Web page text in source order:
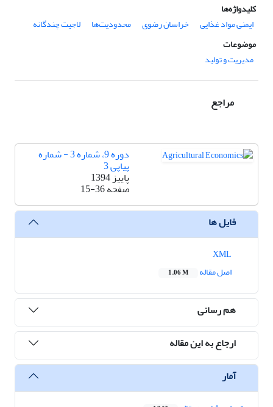
کلیدواژه‌ها
ایمنی مواد غذایی
خراسان رضوی محدودیت‌ها
لاجیت چندگانه
موضوعات
مدیریت و تولید
مراجع
دوره 9، شماره 3 - شماره
پیاپی 3
پاییز 1394
صفحه15-36
فایل ها
اصل مقاله
1.06 M
هم رسانی
ارجاع به این مقاله
آمار